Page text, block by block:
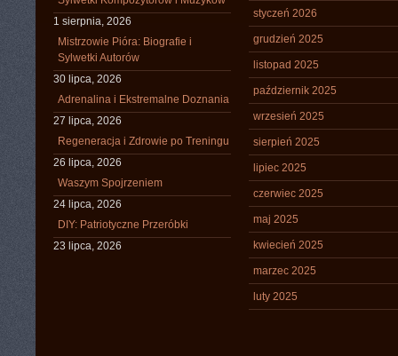
1 sierpnia, 2026
Mistrzowie Pióra: Biografie i
Sylwetki Autorów
30 lipca, 2026
Adrenalina i Ekstremalne Doznania
27 lipca, 2026
Regeneracja i Zdrowie po Treningu
26 lipca, 2026
Waszym Spojrzeniem
24 lipca, 2026
DIY: Patriotyczne Przeróbki
23 lipca, 2026
styczeń 2026
grudzień 2025
listopad 2025
październik 2025
wrzesień 2025
sierpień 2025
lipiec 2025
czerwiec 2025
maj 2025
kwiecień 2025
marzec 2025
luty 2025